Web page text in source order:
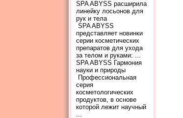
SPA ABYSS расширила
линейку лосьонов для
рук и тела
SPA ABYSS
представляет новинки
серии косметических
препаратов для ухода
за телом и руками: ...
SPA ABYSS Гармония
науки и природы
Профессиональная
серия
косметологических
продуктов, в основе
которой лежит научный